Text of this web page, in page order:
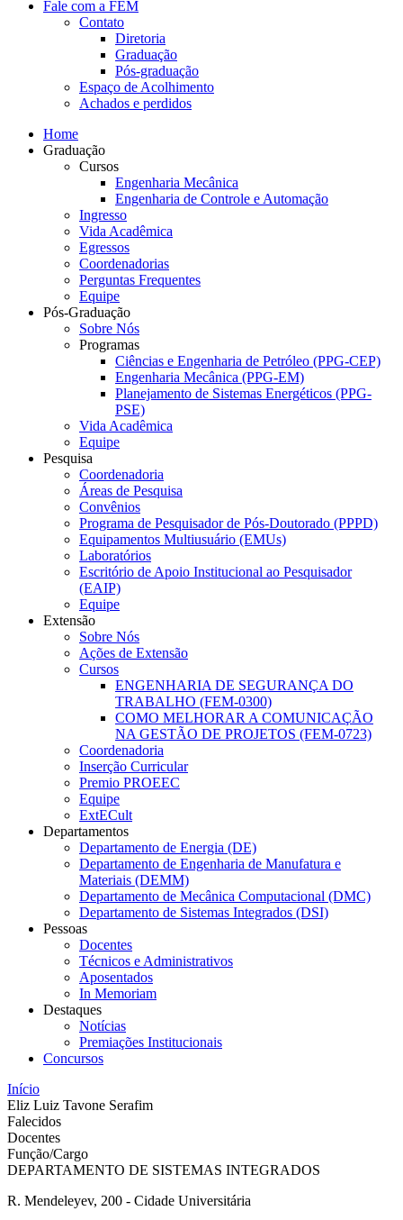
Fale com a FEM
Contato
Diretoria
Graduação
Pós-graduação
Espaço de Acolhimento
Achados e perdidos
Home
Graduação
Cursos
Engenharia Mecânica
Engenharia de Controle e Automação
Ingresso
Vida Acadêmica
Egressos
Coordenadorias
Perguntas Frequentes
Equipe
Pós-Graduação
Sobre Nós
Programas
Ciências e Engenharia de Petróleo (PPG-CEP)
Engenharia Mecânica (PPG-EM)
Planejamento de Sistemas Energéticos (PPG-
PSE)
Vida Acadêmica
Equipe
Pesquisa
Coordenadoria
Áreas de Pesquisa
Convênios
Programa de Pesquisador de Pós-Doutorado (PPPD)
Equipamentos Multiusuário (EMUs)
Laboratórios
Escritório de Apoio Institucional ao Pesquisador
(EAIP)
Equipe
Extensão
Sobre Nós
Ações de Extensão
Cursos
ENGENHARIA DE SEGURANÇA DO
TRABALHO (FEM-0300)
COMO MELHORAR A COMUNICAÇÃO
NA GESTÃO DE PROJETOS (FEM-0723)
Coordenadoria
Inserção Curricular
Premio PROEEC
Equipe
ExtECult
Departamentos
Departamento de Energia (DE)
Departamento de Engenharia de Manufatura e
Materiais (DEMM)
Departamento de Mecânica Computacional (DMC)
Departamento de Sistemas Integrados (DSI)
Pessoas
Docentes
Técnicos e Administrativos
Aposentados
In Memoriam
Destaques
Notícias
Premiações Institucionais
Concursos
Início
Eliz Luiz Tavone Serafim
Falecidos
Docentes
Função/Cargo
DEPARTAMENTO DE SISTEMAS INTEGRADOS
R. Mendeleyev, 200 - Cidade Universitária